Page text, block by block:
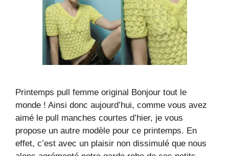
Printemps pull femme original Bonjour tout le
monde ! Ainsi donc aujourd’hui, comme vous avez
aimé le pull manches courtes d’hier, je vous
propose un autre modèle pour ce printemps. En
effet, c’est avec un plaisir non dissimulé que nous